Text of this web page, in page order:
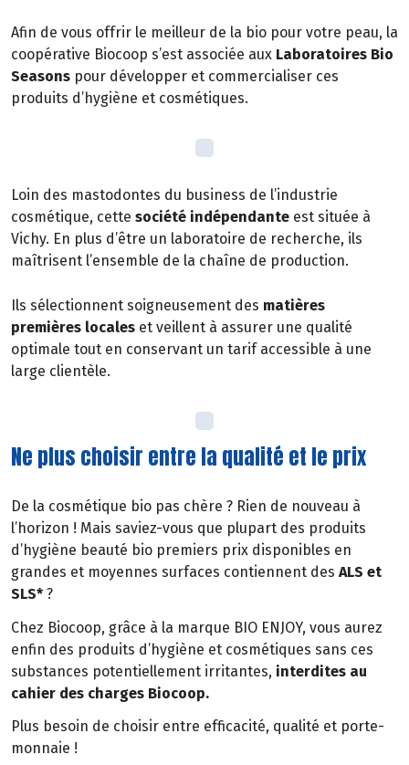
Afin de vous offrir le meilleur de la bio pour votre peau, la
coopérative Biocoop s’est associée aux Laboratoires Bio
Seasons pour développer et commercialiser ces
produits d’hygiène et cosmétiques.
Loin des mastodontes du business de l’industrie
cosmétique, cette société indépendante est située à
Vichy. En plus d’être un laboratoire de recherche, ils
maîtrisent l’ensemble de la chaîne de production.
Ils sélectionnent soigneusement des matières
premières locales et veillent à assurer une qualité
optimale tout en conservant un tarif accessible à une
large clientèle.
Ne plus choisir entre la qualité et le prix
De la cosmétique bio pas chère ? Rien de nouveau à
l’horizon ! Mais saviez-vous que plupart des produits
d’hygiène beauté bio premiers prix disponibles en
grandes et moyennes surfaces contiennent des ALS et
SLS* ?
Chez Biocoop, grâce à la marque BIO ENJOY, vous aurez
enfin des produits d’hygiène et cosmétiques sans ces
substances potentiellement irritantes, interdites au
cahier des charges Biocoop.
Plus besoin de choisir entre efficacité, qualité et porte-
monnaie !